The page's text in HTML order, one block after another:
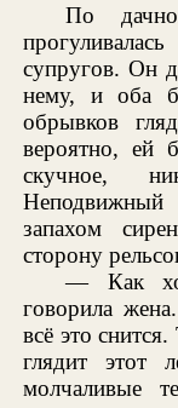
По
супругов. Он
нему, и оба
обрывков
вероятно, ей
скучное,
запахом
сторону
— Как
говорила
всё это
глядит этот
молчаливые